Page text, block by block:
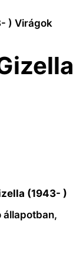
) Virágok
(1943- )
állapotban,